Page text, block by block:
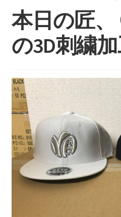
料金・お支
制作事
本日の匠
の3D刺繍加